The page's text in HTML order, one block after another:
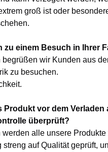
groß ist oder
zu einem Besuch in Ihrer
begrüßen wir Kunden aus
zu besuchen.
Produkt vor dem Verladen
überprüft?
werden alle unsere Produkte
streng auf Qualität geprüft,